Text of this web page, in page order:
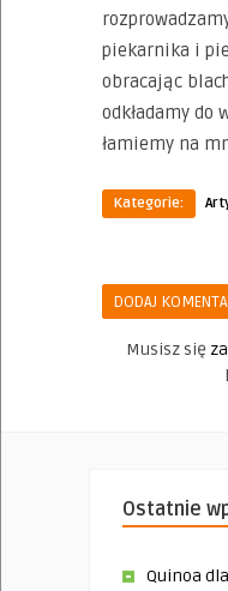
piekarnika i
obracając
odkładamy do
łamiemy na
Kategorie:
DODAJ
Musisz się
Ostatnie
Quinoa